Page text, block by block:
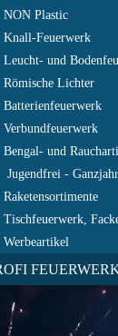
NON Plastic
Knall-Feuerwerk
Leucht- und
Römische Lichter
Batterienfeuerwerk
Verbundfeuerwerk
Bengal- und
Jugendfrei -
Raketensortimente
Tischfeuerwerk,
Werbeartikel